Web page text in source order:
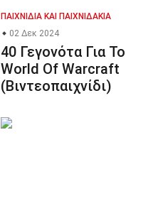
ΠΑΙΧΝΊΔΙΑ ΚΑΙ ΠΑΙΧΝΙΔΆΚΙΑ
02 Δεκ 2024
40 Γεγονότα Για Το
World Of Warcraft
(Βιντεοπαιχνίδι)